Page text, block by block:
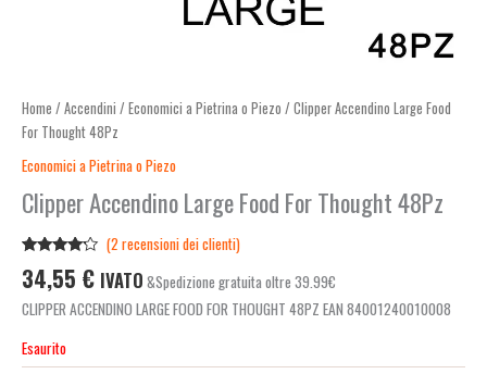
Home / Accendini / Economici a Pietrina o Piezo / Clipper Accendino Large Food
For Thought 48Pz
Economici a Pietrina o Piezo
Clipper Accendino Large Food For Thought 48Pz
4.00 su
5 su
base di
(2 recensioni dei clienti)
34,55 € IVATO &Spedizione gratuita oltre 39.99€
CLIPPER ACCENDINO LARGE FOOD FOR THOUGHT 48PZ EAN 84001240010008
Esaurito